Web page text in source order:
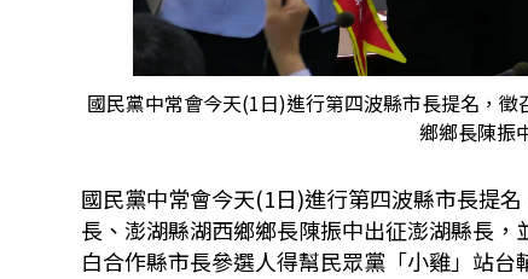
國民黨中常會今天(1日)進行第四波縣市長提名，
鄉鄉長陳振
國民黨中常會今天(1日)進行第四波縣市長提
長、澎湖縣湖西鄉鄉長陳振中出征澎湖縣長，
白合作縣市長參選人得幫民眾黨「小雞」站台